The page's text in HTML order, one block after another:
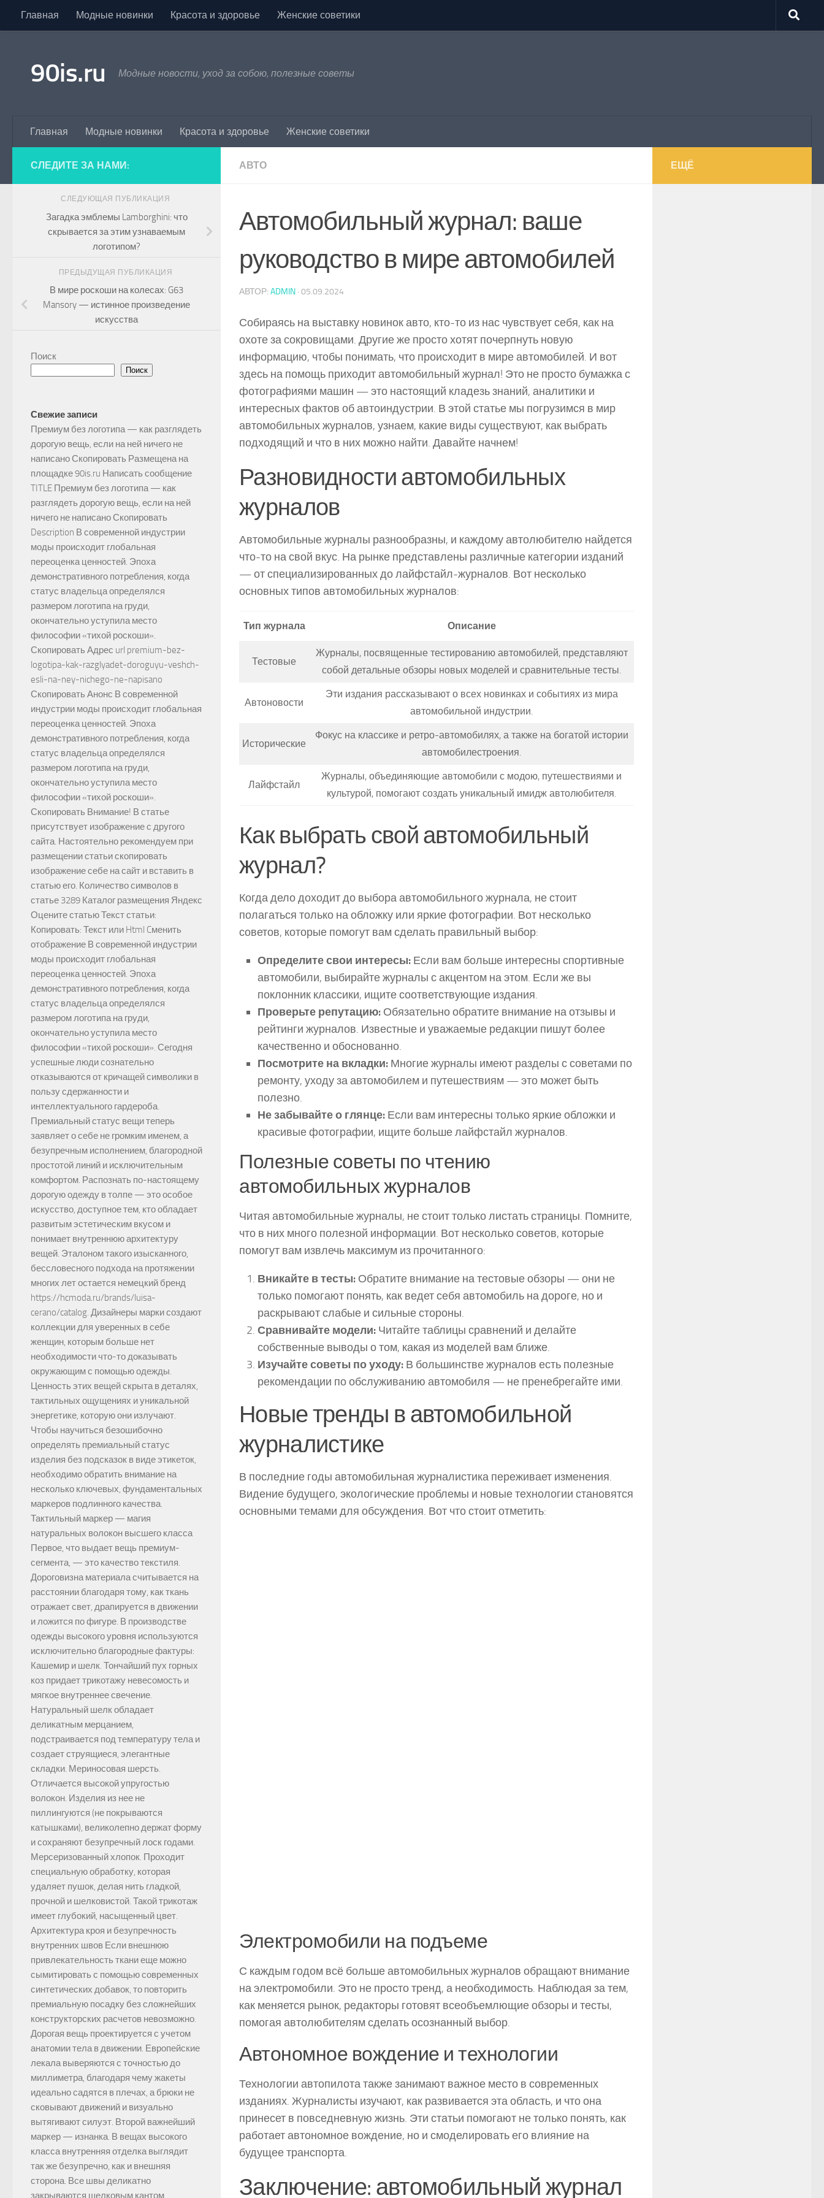
Skip to content
Главная Модные новинки Красота и здоровье Женские советики
90is.ru Модные новости, уход за собою, полезные советы
Главная Модные новинки Красота и здоровье Женские советики
АВТО
Автомобильный журнал: ваше
руководство в мире автомобилей
АВТОР: ADMIN · 05.09.2024
Собираясь на выставку новинок авто, кто-то из нас чувствует себя, как на
охоте за сокровищами. Другие же просто хотят почерпнуть новую
информацию, чтобы понимать, что происходит в мире автомобилей. И вот
здесь на помощь приходит автомобильный журнал! Это не просто бумажка с
фотографиями машин — это настоящий кладезь знаний, аналитики и
интересных фактов об автоиндустрии. В этой статье мы погрузимся в мир
автомобильных журналов, узнаем, какие виды существуют, как выбрать
подходящий и что в них можно найти. Давайте начнем!
Разновидности автомобильных
журналов
Автомобильные журналы разнообразны, и каждому автолюбителю найдется
что-то на свой вкус. На рынке представлены различные категории изданий
— от специализированных до лайфстайл-журналов. Вот несколько
основных типов автомобильных журналов:
Тип журнала Описание
Тестовые
Журналы, посвященные тестированию автомобилей, представляют
собой детальные обзоры новых моделей и сравнительные тесты.
Автоновости
Эти издания рассказывают о всех новинках и событиях из мира
автомобильной индустрии.
Исторические
Фокус на классике и ретро-автомобилях, а также на богатой истории
автомобилестроения.
Лайфстайл
Журналы, объединяющие автомобили с модою, путешествиями и
культурой, помогают создать уникальный имидж автолюбителя.
Как выбрать свой автомобильный
журнал?
Когда дело доходит до выбора автомобильного журнала, не стоит
полагаться только на обложку или яркие фотографии. Вот несколько
советов, которые помогут вам сделать правильный выбор:
Определите свои интересы: Если вам больше интересны спортивные
автомобили, выбирайте журналы с акцентом на этом. Если же вы
поклонник классики, ищите соответствующие издания.
Проверьте репутацию: Обязательно обратите внимание на отзывы и
рейтинги журналов. Известные и уважаемые редакции пишут более
качественно и обоснованно.
Посмотрите на вкладки: Многие журналы имеют разделы с советами по
ремонту, уходу за автомобилем и путешествиям — это может быть
полезно.
Не забывайте о глянце: Если вам интересны только яркие обложки и
красивые фотографии, ищите больше лайфстайл журналов.
Полезные советы по чтению
автомобильных журналов
Читая автомобильные журналы, не стоит только листать страницы. Помните,
что в них много полезной информации. Вот несколько советов, которые
помогут вам извлечь максимум из прочитанного:
Вникайте в тесты: Обратите внимание на тестовые обзоры — они не
только помогают понять, как ведет себя автомобиль на дороге, но и
раскрывают слабые и сильные стороны.
Сравнивайте модели: Читайте таблицы сравнений и делайте
собственные выводы о том, какая из моделей вам ближе.
Изучайте советы по уходу: В большинстве журналов есть полезные
рекомендации по обслуживанию автомобиля — не пренебрегайте ими.
Новые тренды в автомобильной
журналистике
В последние годы автомобильная журналистика переживает изменения.
Видение будущего, экологические проблемы и новые технологии становятся
основными темами для обсуждения. Вот что стоит отметить:
Электромобили на подъеме
С каждым годом всё больше автомобильных журналов обращают внимание
на электромобили. Это не просто тренд, а необходимость. Наблюдая за тем,
как меняется рынок, редакторы готовят всеобъемлющие обзоры и тесты,
помогая автолюбителям сделать осознанный выбор.
Автономное вождение и технологии
Технологии автопилота также занимают важное место в современных
изданиях. Журналисты изучают, как развивается эта область, и что она
принесет в повседневную жизнь. Эти статьи помогают не только понять, как
работает автономное вождение, но и смоделировать его влияние на
будущее транспорта.
Заключение: автомобильный журнал
СЛЕДИТЕ ЗА НАМИ:
СЛЕДУЮЩАЯ ПУБЛИКАЦИЯ
Загадка эмблемы Lamborghini: что
скрывается за этим узнаваемым
логотипом?
ПРЕДЫДУЩАЯ ПУБЛИКАЦИЯ
В мире роскоши на колесах: G63
Mansory — истинное произведение
искусства
Поиск
Поиск
Свежие записи
Премиум без логотипа — как разглядеть
дорогую вещь, если на ней ничего не
написано Скопировать Размещена на
площадке 90is.ru Написать сообщение
TITLE Премиум без логотипа — как
разглядеть дорогую вещь, если на ней
ничего не написано Скопировать
Description В современной индустрии
моды происходит глобальная
переоценка ценностей. Эпоха
демонстративного потребления, когда
статус владельца определялся
размером логотипа на груди,
окончательно уступила место
философии «тихой роскоши».
Скопировать Адрес url premium-bez-
logotipa-kak-razglyadet-doroguyu-veshch-
esli-na-ney-nichego-ne-napisano
Скопировать Анонс В современной
индустрии моды происходит глобальная
переоценка ценностей. Эпоха
демонстративного потребления, когда
статус владельца определялся
размером логотипа на груди,
окончательно уступила место
философии «тихой роскоши».
Скопировать Внимание! В статье
присутствует изображение с другого
сайта. Настоятельно рекомендуем при
размещении статьи скопировать
изображение себе на сайт и вставить в
статью его. Количество символов в
статье 3289 Каталог размещения Яндекс
Оцените статью Текст статьи:
Копировать: Текст или Html Cменить
отображение В современной индустрии
моды происходит глобальная
переоценка ценностей. Эпоха
демонстративного потребления, когда
статус владельца определялся
размером логотипа на груди,
окончательно уступила место
философии «тихой роскоши». Сегодня
успешные люди сознательно
отказываются от кричащей символики в
пользу сдержанности и
интеллектуального гардероба.
Премиальный статус вещи теперь
заявляет о себе не громким именем, а
безупречным исполнением, благородной
простотой линий и исключительным
комфортом. Распознать по-настоящему
дорогую одежду в толпе — это особое
искусство, доступное тем, кто обладает
развитым эстетическим вкусом и
понимает внутреннюю архитектуру
вещей. Эталоном такого изысканного,
бессловесного подхода на протяжении
многих лет остается немецкий бренд
https://hcmoda.ru/brands/luisa-
cerano/catalog. Дизайнеры марки создают
коллекции для уверенных в себе
женщин, которым больше нет
необходимости что-то доказывать
окружающим с помощью одежды.
Ценность этих вещей скрыта в деталях,
тактильных ощущениях и уникальной
энергетике, которую они излучают.
Чтобы научиться безошибочно
определять премиальный статус
изделия без подсказок в виде этикеток,
необходимо обратить внимание на
несколько ключевых, фундаментальных
маркеров подлинного качества.
Тактильный маркер — магия
натуральных волокон высшего класса
Первое, что выдает вещь премиум-
сегмента, — это качество текстиля.
Дороговизна материала считывается на
расстоянии благодаря тому, как ткань
отражает свет, драпируется в движении
и ложится по фигуре. В производстве
одежды высокого уровня используются
исключительно благородные фактуры:
Кашемир и шелк. Тончайший пух горных
коз придает трикотажу невесомость и
мягкое внутреннее свечение.
Натуральный шелк обладает
деликатным мерцанием,
подстраивается под температуру тела и
создает струящиеся, элегантные
складки. Мериносовая шерсть.
Отличается высокой упругостью
волокон. Изделия из нее не
пиллингуются (не покрываются
катышками), великолепно держат форму
и сохраняют безупречный лоск годами.
Мерсеризованный хлопок. Проходит
специальную обработку, которая
удаляет пушок, делая нить гладкой,
прочной и шелковистой. Такой трикотаж
имеет глубокий, насыщенный цвет.
Архитектура кроя и безупречность
внутренних швов Если внешнюю
привлекательность ткани еще можно
сымитировать с помощью современных
синтетических добавок, то повторить
премиальную посадку без сложнейших
конструкторских расчетов невозможно.
Дорогая вещь проектируется с учетом
анатомии тела в движении. Европейские
лекала выверяются с точностью до
миллиметра, благодаря чему жакеты
идеально садятся в плечах, а брюки не
сковывают движений и визуально
вытягивают силуэт. Второй важнейший
маркер — изнанка. В вещах высокого
класса внутренняя отделка выглядит
так же безупречно, как и внешняя
сторона. Все швы деликатно
закрываются шелковым кантом,
ЕЩЁ